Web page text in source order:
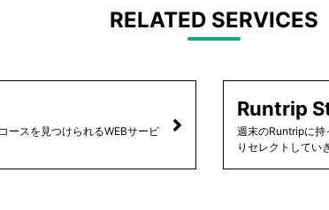
RELATED SERVICES
ースを見つけられるWEBサービ
Runtrip
週末のRuntripに持
りセレクトしてい